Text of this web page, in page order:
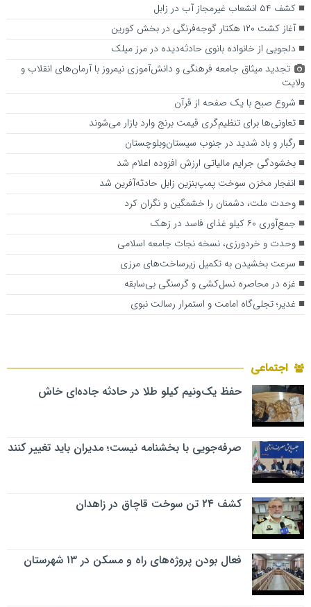
کشف ۵۴ انشعاب غیرمجاز آب در زابل
آغاز کشت ۱۲۰ هکتار گوجه‌فرنگی در بخش کورین
دلجویی از خانواده بانوی حادثه‌دیده در مرز میلک
تجدید میثاق جامعه فرهنگی و دانش‌آموزی نیمروز با آرمان‌های انقلاب و
ولایت
شروع صبح با یک صفحه از قرآن
تعاونی‌ها برای تنظیم‌گری قیمت برنج وارد بازار می‌شوند
رگبار و باد شدید در جنوب سیستان‌وبلوچستان
بخشودگی جرایم مالیاتی ارزش افزوده اعلام شد
انفجار مخزن سوخت پمپ‌بنزین زابل حادثه‌آفرین شد
وحدت ملت، دشمنان را خشمگین و نگران کرد
جمع‌آوری ۶۰ کیلو غذای فاسد در زهک
وحدت و خردورزی، نسخه نجات جامعه اسلامی
سرعت بخشیدن به تکمیل زیرساخت‌های مرزی
غزه در محاصره نسل‌کشی و گرسنگی بی‌سابقه
غدیر؛ تجلی‌گاه امامت و استمرار رسالت نبوی
اجتماعی
حفظ یک‌ونیم کیلو طلا در حادثه جاده‌ای خاش
صرفه‌جویی با بخشنامه نیست؛ مدیران باید تغییر کنند
کشف ۲۴ تن سوخت قاچاق در زاهدان
فعال بودن پروژه‌های راه و مسکن در ۱۳ شهرستان